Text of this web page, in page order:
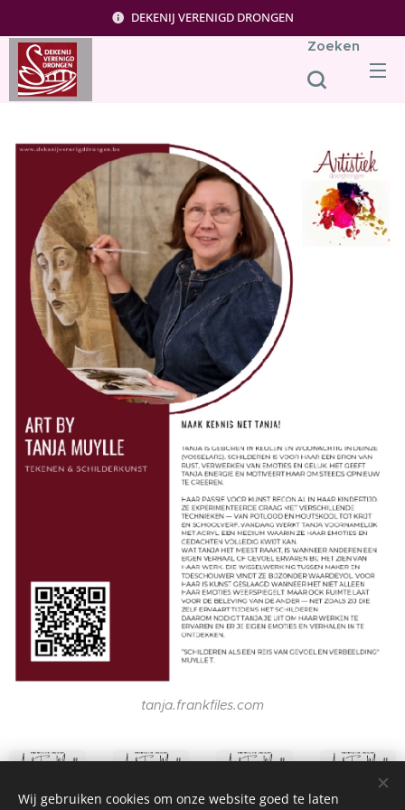
DEKENIJ VERENIGD DRONGEN
Zoeken
tanja.frankfiles.com
Wij gebruiken cookies om onze website goed te laten